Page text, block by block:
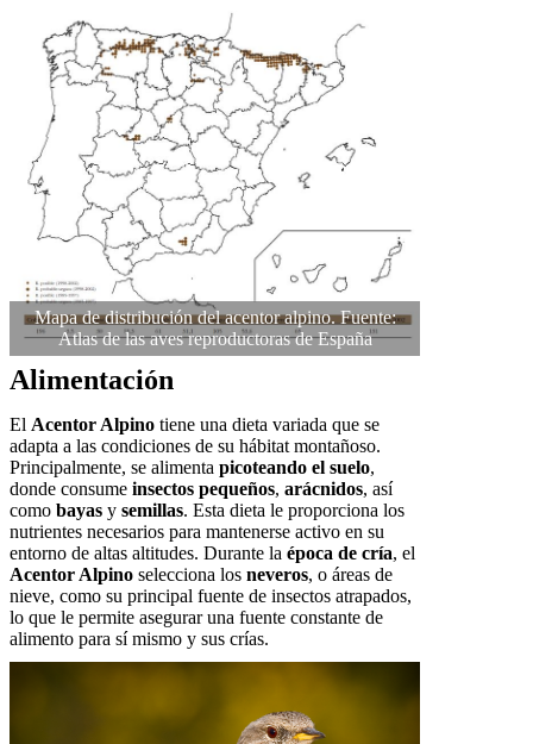
Mapa de distribución del acentor alpino. Fuente:
Atlas de las aves reproductoras de España
Alimentación
El Acentor Alpino tiene una dieta variada que se
adapta a las condiciones de su hábitat montañoso.
Principalmente, se alimenta picoteando el suelo,
donde consume insectos pequeños, arácnidos, así
como bayas y semillas. Esta dieta le proporciona los
nutrientes necesarios para mantenerse activo en su
entorno de altas altitudes. Durante la época de cría, el
Acentor Alpino selecciona los neveros, o áreas de
nieve, como su principal fuente de insectos atrapados,
lo que le permite asegurar una fuente constante de
alimento para sí mismo y sus crías.